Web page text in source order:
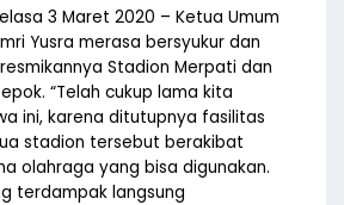
3 Maret 2020 – Ketua Umum
Yusra merasa bersyukur dan
Stadion Merpati dan
“Telah cukup lama kita
ini, karena ditutupnya fasilitas
stadion tersebut berakibat
olahraga yang bisa digunakan.
terdampak langsung